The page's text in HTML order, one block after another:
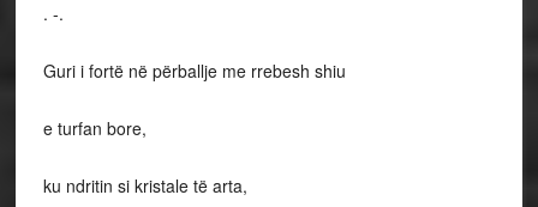
. -.
Guri i fortë në përballje me rrebesh shiu
e turfan bore,
ku ndritin si kristale të arta,